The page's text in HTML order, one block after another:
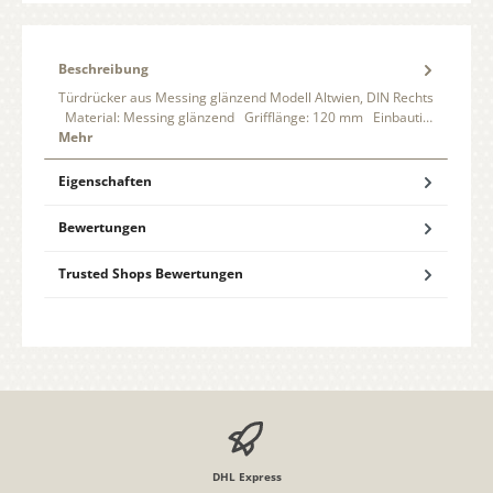
Beschreibung
Türdrücker aus Messing glänzend Modell Altwien, DIN Rechts
Material: Messing glänzend Grifflänge: 120 mm Einbauti…
Mehr
Eigenschaften
Bewertungen
Trusted Shops Bewertungen
DHL Express